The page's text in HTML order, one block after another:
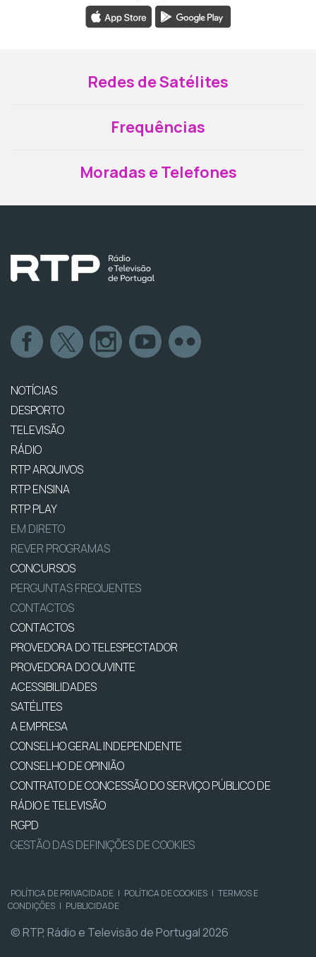
Redes de Satélites
Frequências
Moradas e Telefones
NOTÍCIAS
DESPORTO
TELEVISÃO
RÁDIO
RTP ARQUIVOS
RTP ENSINA
RTP PLAY
EM DIRETO
REVER PROGRAMAS
CONCURSOS
PERGUNTAS FREQUENTES
CONTACTOS
CONTACTOS
PROVEDORA DO TELESPECTADOR
PROVEDORA DO OUVINTE
ACESSIBILIDADES
SATÉLITES
A EMPRESA
CONSELHO GERAL INDEPENDENTE
CONSELHO DE OPINIÃO
CONTRATO DE CONCESSÃO DO SERVIÇO PÚBLICO DE
RÁDIO E TELEVISÃO
RGPD
GESTÃO DAS DEFINIÇÕES DE COOKIES
POLÍTICA DE PRIVACIDADE | POLÍTICA DE COOKIES | TERMOS E
CONDIÇÕES | PUBLICIDADE
© RTP, Rádio e Televisão de Portugal 2026